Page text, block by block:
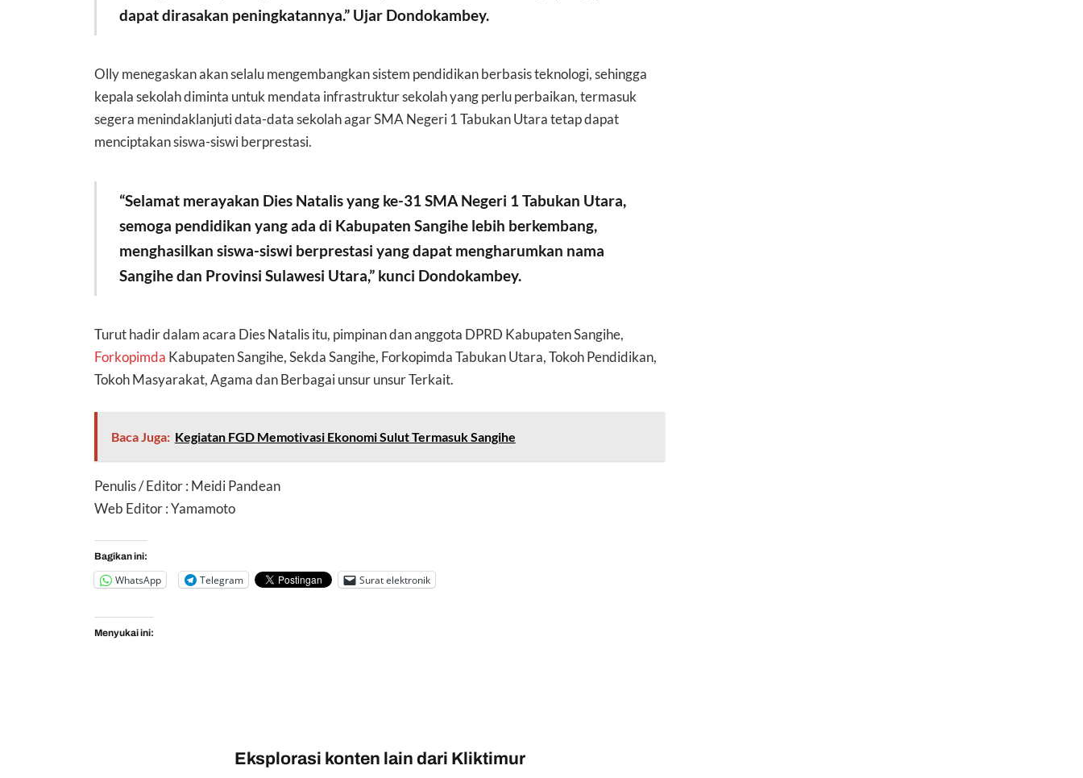
dapat dirasakan peningkatannya.” Ujar Dondokambey.
Olly menegaskan akan selalu mengembangkan sistem pendidikan berbasis teknologi, sehingga
kepala sekolah diminta untuk mendata infrastruktur sekolah yang perlu perbaikan, termasuk
segera menindaklanjuti data-data sekolah agar SMA Negeri 1 Tabukan Utara tetap dapat
menciptakan siswa-siswi berprestasi.
“Selamat merayakan Dies Natalis yang ke-31 SMA Negeri 1 Tabukan Utara,
semoga pendidikan yang ada di Kabupaten Sangihe lebih berkembang,
menghasilkan siswa-siswi berprestasi yang dapat mengharumkan nama
Sangihe dan Provinsi Sulawesi Utara,” kunci Dondokambey.
Turut hadir dalam acara Dies Natalis itu, pimpinan dan anggota DPRD Kabupaten Sangihe,
Forkopimda Kabupaten Sangihe, Sekda Sangihe, Forkopimda Tabukan Utara, Tokoh Pendidikan,
Tokoh Masyarakat, Agama dan Berbagai unsur unsur Terkait.
Baca Juga: Kegiatan FGD Memotivasi Ekonomi Sulut Termasuk Sangihe
Penulis / Editor : Meidi Pandean
Web Editor : Yamamoto
Bagikan ini:
WhatsApp Telegram Surat elektronik
Menyukai ini:
Eksplorasi konten lain dari Kliktimur